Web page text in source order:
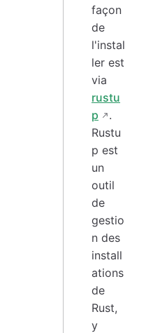
façon
de
l'instal
ler est
via
rustu
p
.
Rustu
p est
un
outil
de
gestio
n des
install
ations
de
Rust,
y